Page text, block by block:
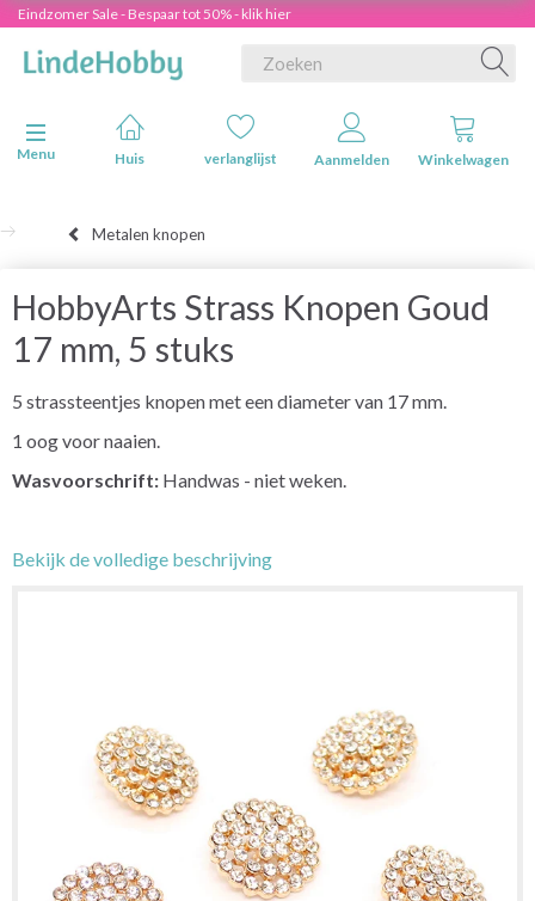
Eindzomer Sale - Bespaar tot 50% - klik hier
Navigatie in-/uitschakelen
Menu
Huis verlanglijst Aanmelden Winkelwagen
Metalen knopen
HobbyArts Strass Knopen Goud
17 mm, 5 stuks
5 strassteentjes knopen met een diameter van 17 mm.
1 oog voor naaien.
Wasvoorschrift: Handwas - niet weken.
Bekijk de volledige beschrijving